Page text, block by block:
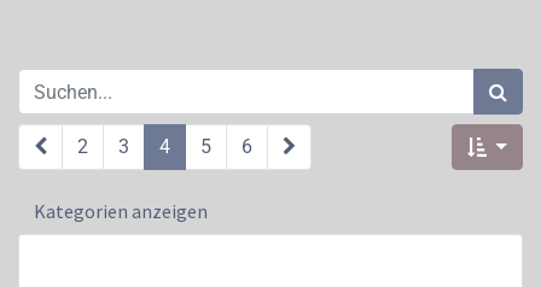
2 3 4 5 6
Kategorien anzeigen